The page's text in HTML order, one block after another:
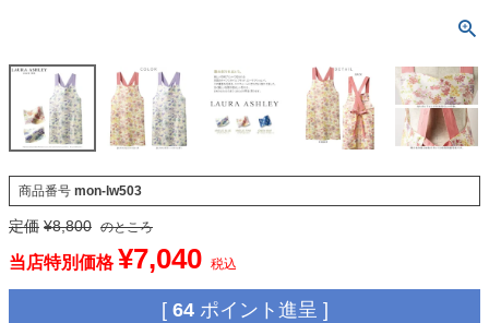
商品番号 mon-lw503
定価 ¥8,800 のところ
当店特別価格 ¥7,040 税込
[ 64 ポイント進呈 ]